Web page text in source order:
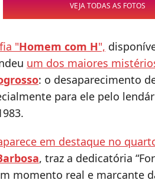
VEJA TODAS AS FOTOS
"Homem com H",
um dos maiores
: o desaparecimento
para ele pelo
em destaque no
, traz a dedicatória
momento real e marcante